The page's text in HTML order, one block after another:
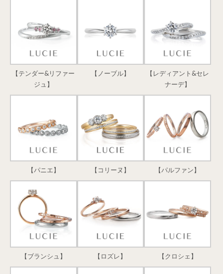
【テンダー&リファー
ジュ】
【ノーブル】
【レディアント&セレ
ナーデ】
【パニエ】 【コリーヌ】 【パルファン】
【ブランシュ】 【ロズレ】 【クロシェ】